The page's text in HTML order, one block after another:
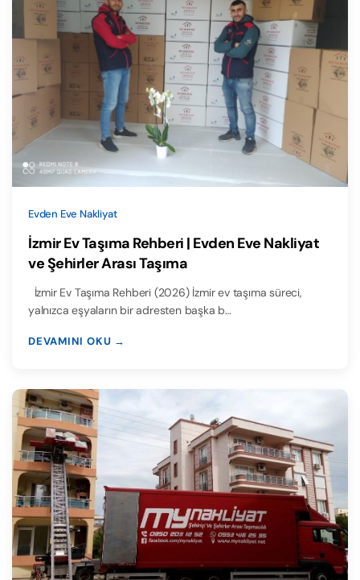
Evden Eve Nakliyat
İzmir Ev Taşıma Rehberi | Evden Eve Nakliyat
ve Şehirler Arası Taşıma
yalnızca eşyaların bir adresten başka b…
DEVAMINI OKU →